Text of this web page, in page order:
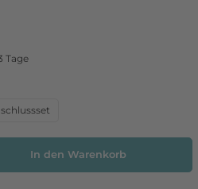
Tage
In den Warenkorb